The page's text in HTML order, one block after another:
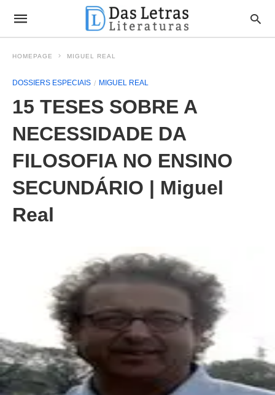
HOMEPAGE MIGUEL REAL
DOSSIERS ESPECIAIS MIGUEL REAL
15 TESES SOBRE A
NECESSIDADE DA
FILOSOFIA NO ENSINO
SECUNDÁRIO | Miguel
Real